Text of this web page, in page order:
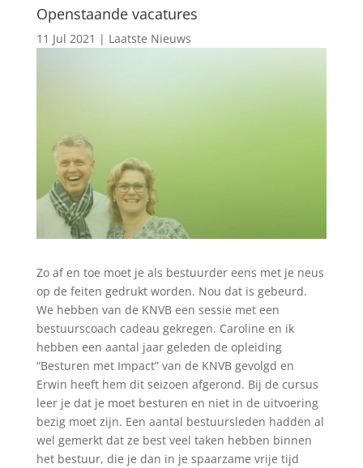
Openstaande vacatures
11 Jul 2021 | Laatste Nieuws
Zo af en toe moet je als bestuurder eens met je neus
op de feiten gedrukt worden. Nou dat is gebeurd.
We hebben van de KNVB een sessie met een
bestuurscoach cadeau gekregen. Caroline en ik
hebben een aantal jaar geleden de opleiding
“Besturen met Impact” van de KNVB gevolgd en
Erwin heeft hem dit seizoen afgerond. Bij de cursus
leer je dat je moet besturen en niet in de uitvoering
bezig moet zijn. Een aantal bestuursleden hadden al
wel gemerkt dat ze best veel taken hebben binnen
het bestuur, die je dan in je spaarzame vrije tijd